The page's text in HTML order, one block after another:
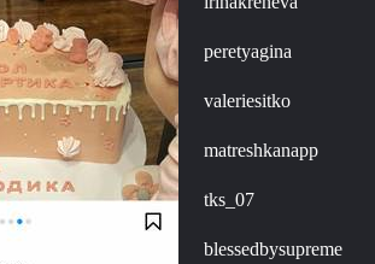
peretyagina
valeriesitko
matreshkanapp
tks_07
blessedbysupreme